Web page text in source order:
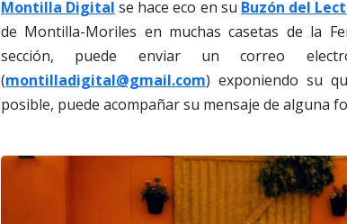
Montilla Digital se hace eco en su Buzón del
de Montilla-Moriles en muchas casetas de la
sección, puede enviar un correo
(montilladigital@gmail.com) exponiendo su
posible, puede acompañar su mensaje de alguna